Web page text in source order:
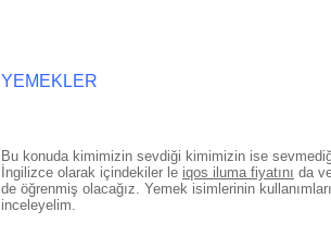
YEMEKLER
Bu konuda kimimizin sevdiği kimimizin ise
İngilizce olarak içindekiler le iqos iluma fiyatını da
de öğrenmiş olacağız. Yemek isimlerinin
inceleyelim.